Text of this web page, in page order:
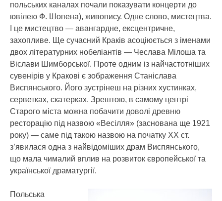
польських каналах почали показувати концерти до
ювілею Ф. Шопена), живопису. Одне слово, мистецтва.
І це мистецтво — авангардне, ексцентричне,
захопливе. Ще сучасний Краків асоціюється з іменами
двох літературних нобеліантів — Чеслава Мілоша та
Віслави Шимборської. Проте одним із найчастотніших
сувенірів у Кракові є зображення Станіслава
Виспянського. Його зустрінеш на різних хустинках,
серветках, скатерках. Зрештою, в самому центрі
Старого міста можна побачити доволі древню
ресторацію під назвою «Весілля» (заснована ще 1921
року) — саме під такою назвою на початку ХХ ст.
з’явилася одна з найвідоміших драм Виспянського,
що мала чималий вплив на розвиток європейської та
української драматургії.
Польська